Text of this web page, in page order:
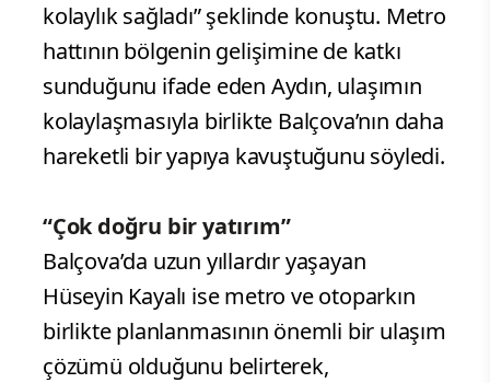
kolaylık sağladı” şeklinde konuştu. Metro
hattının bölgenin gelişimine de katkı
sunduğunu ifade eden Aydın, ulaşımın
kolaylaşmasıyla birlikte Balçova’nın daha
hareketli bir yapıya kavuştuğunu söyledi.
“Çok doğru bir yatırım”
Balçova’da uzun yıllardır yaşayan
Hüseyin Kayalı ise metro ve otoparkın
birlikte planlanmasının önemli bir ulaşım
çözümü olduğunu belirterek,